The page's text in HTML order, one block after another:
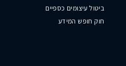
ביטול עיצומים כספיים
חוק חופש המידע